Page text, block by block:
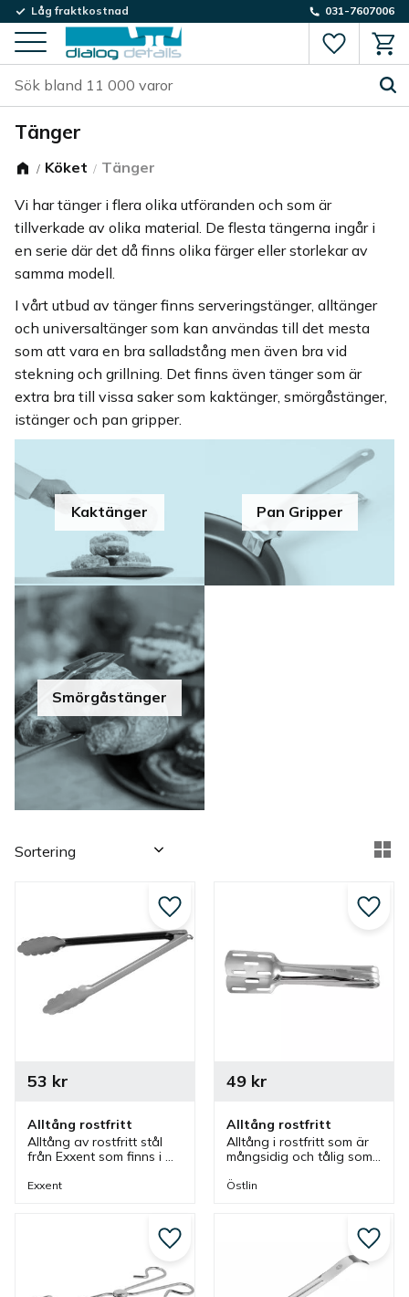
Meny
Låg fraktkostnad 031-7607006
Tänger
Köket Tänger
Vi har tänger i flera olika utföranden och som är
tillverkade av olika material. De flesta tängerna ingår i
en serie där det då finns olika färger eller storlekar av
samma modell.
I vårt utbud av tänger finns serveringstänger, alltänger
och universaltänger som kan användas till det mesta
som att vara en bra salladstång men även bra vid
stekning och grillning. Det finns även tänger som är
extra bra till vissa saker som kaktänger, smörgåstänger,
istänger och pan gripper.
Kaktänger Pan Gripper
Smörgåstänger
Välj sortering
Alltång rostfritt
Alltång av rostfritt stål
från Exxent som finns i
som är bra som
53 kr
Exxent
Lägg till i favoriter
Alltång rostfritt
Alltång i rostfritt som är
mångsidig och tålig som
kaktång men även
49kr
Östlin
Lägg
Lägg till i favoriter Lägg